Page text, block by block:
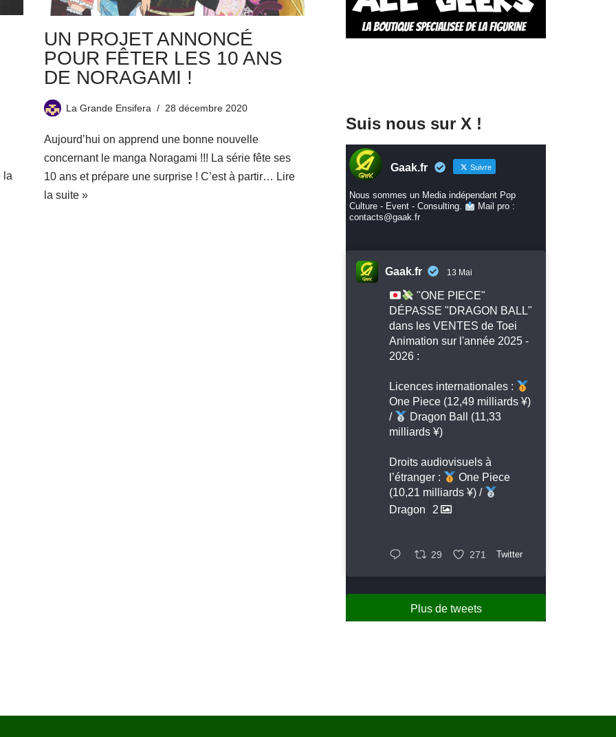
la
UN PROJET ANNONCÉ
POUR FÊTER LES 10 ANS
DE NORAGAMI !
La Grande Ensifera 28 décembre 2020
Aujourd’hui on apprend une bonne nouvelle
concernant le manga Noragami !!! La série fête ses
10 ans et prépare une surprise ! C’est à partir… Lire
la suite »
Suis nous sur X !
Gaak.fr Suivre
Nous sommes un Media indépendant Pop
Culture - Event - Consulting.
Mail pro :
contacts@gaak.fr
Gaak.fr 13 Mai
"ONE PIECE"
DÉPASSE "DRAGON BALL"
dans les VENTES de Toei
Animation sur l'année 2025 -
2026 :
Licences internationales :
One Piece (12,49 milliards ¥)
/
Dragon Ball (11,33
milliards ¥)
Droits audiovisuels à
l’étranger :
One Piece
(10,21 milliards ¥) /
Dragon
2
29 271 Twitter
Plus de tweets